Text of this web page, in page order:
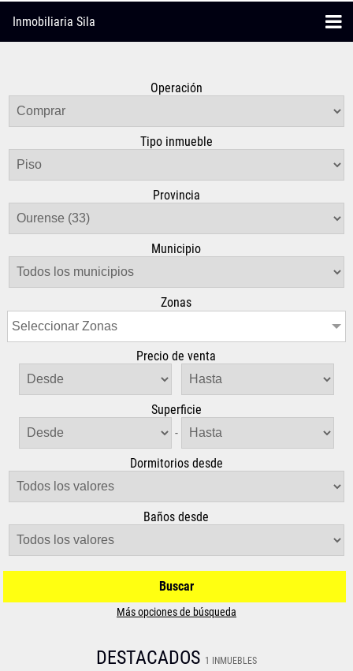
Inmobiliaria Sila
Operación
Tipo inmueble
Provincia
Municipio
Zonas
Seleccionar Zonas
Precio de venta
Superficie
-
Dormitorios desde
Baños desde
Buscar
Más opciones de búsqueda
DESTACADOS 1 INMUEBLES